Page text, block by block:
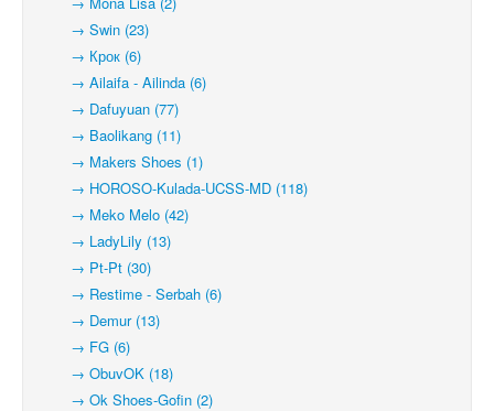
→ Swin (23)
→ Крок (6)
→ Ailaifa - Ailinda (6)
→ Dafuyuan (77)
→ Baolikang (11)
→ Makers Shoes (1)
→ HOROSO-Kulada-UCSS-MD (118)
→ Meko Melo (42)
→ LadyLily (13)
→ Pt-Pt (30)
→ Restime - Serbah (6)
→ Demur (13)
→ FG (6)
→ ObuvOK (18)
→ Ok Shoes-Gofin (2)